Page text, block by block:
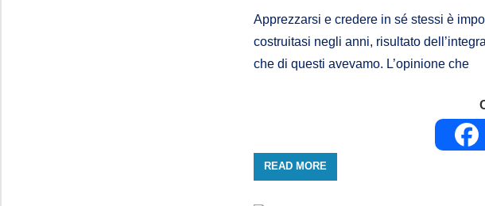
Apprezzarsi e credere in sé stessi è
costruitasi negli anni, risultato
che di questi avevamo. L’opinione che
READ MORE